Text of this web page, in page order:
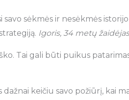
sėkmės ir nesėkmės
Igoris, 34 metų žaidėjas
Tai gali būti puikus
keičiu savo požiūrį, kai